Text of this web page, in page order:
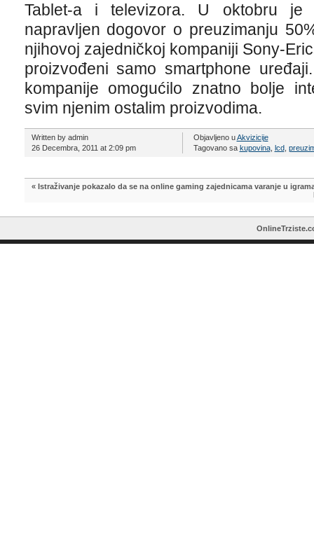
Tablet-a i televizora. U oktobru je
napravljen dogovor o preuzimanju
njihovoj zajedničkoj kompaniji Sony-
proizvođeni samo smartphone
kompanije omogućilo znatno bolje
svim njenim ostalim proizvodima.
Written by admin
26 Decembra, 2011 at 2:09 pm
Objavljeno uAkvizicije
Tagovano sa kupovina, lcd,
« Istraživanje pokazalo da se na online gaming zajednicama varanje u